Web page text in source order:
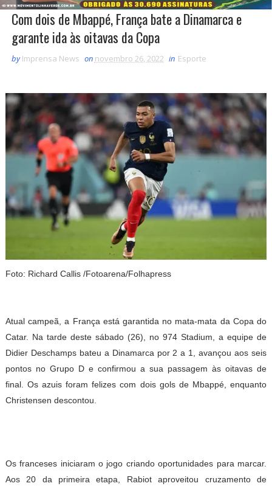
Com dois de Mbappé, França bate a Dinamarca e
garante ida às oitavas da Copa
by Imprensa News on novembro 26, 2022 in Esporte
Foto: Richard Callis /Fotoarena/Folhapress
Atual campeã, a França está garantida no mata-mata da Copa do
Catar. Na tarde deste sábado (26), no 974 Stadium, a equipe de
Didier Deschamps bateu a Dinamarca por 2 a 1, avançou aos seis
pontos no Grupo D e confirmou a sua passagem às oitavas de
final. Os azuis foram felizes com dois gols de Mbappé, enquanto
Christensen descontou.
Os franceses iniciaram o jogo criando oportunidades para marcar.
Aos 20 da primeira etapa, Rabiot aproveitou cruzamento de